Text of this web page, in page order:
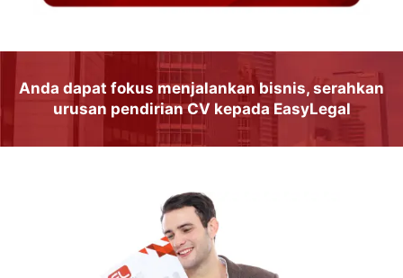
Anda dapat fokus menjalankanbisnis, serahkan
urusan pendirian CV kepada EasyLegal